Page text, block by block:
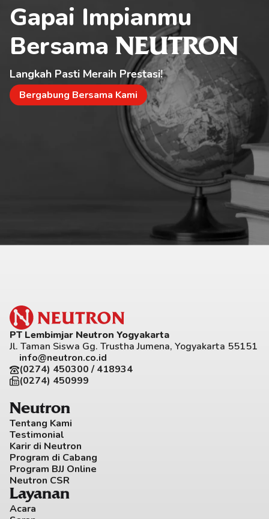
Gapai Impianmu
Bersama NEUTRON
Langkah Pasti Meraih Prestasi!
Bergabung Bersama Kami
PT Lembimjar Neutron Yogyakarta
Jl. Taman Siswa Gg. Trustha Jumena, Yogyakarta 55151
info@neutron.co.id
(0274) 450300 / 418934
(0274) 450999
Neutron
Tentang Kami
Testimonial
Karir di Neutron
Program di Cabang
Program BJJ Online
Neutron CSR
Layanan
Acara